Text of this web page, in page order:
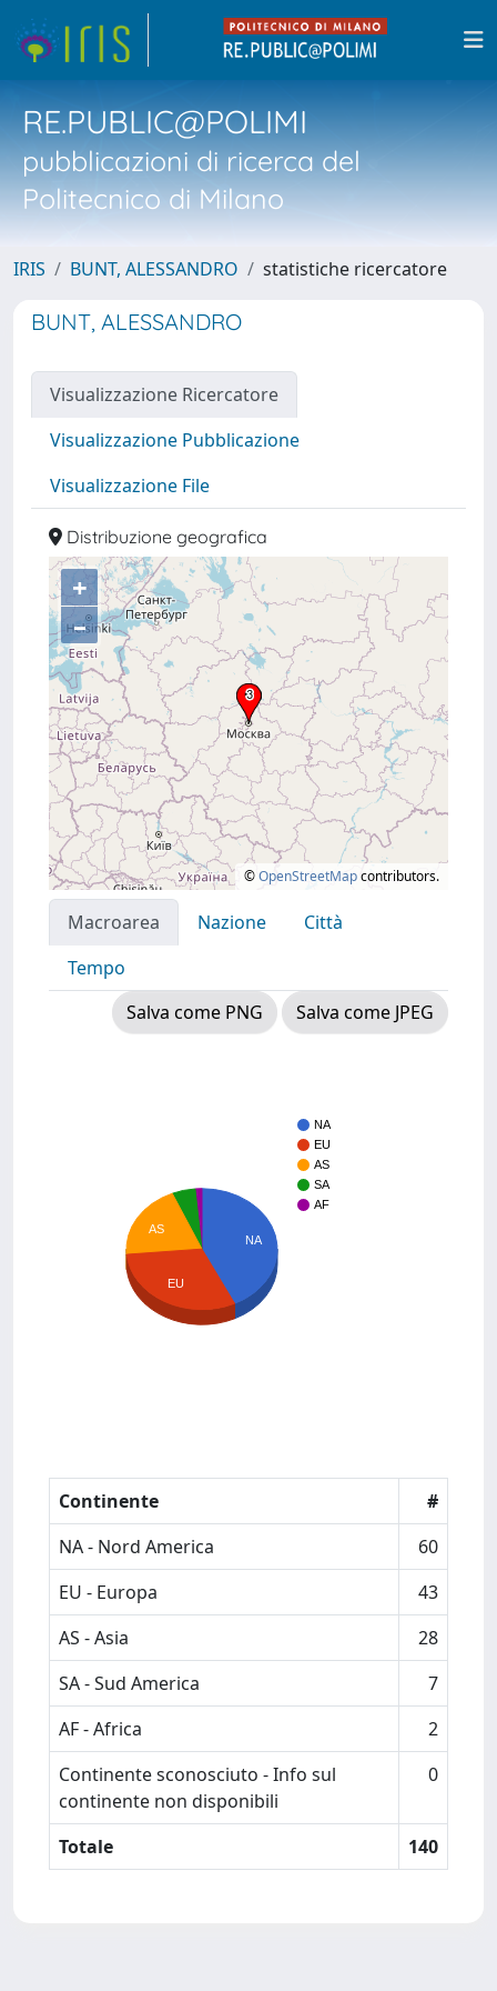
RE.PUBLIC@POLIMI
pubblicazioni di ricerca del
Politecnico di Milano
IRIS BUNT, ALESSANDRO statistiche ricercatore
BUNT, ALESSANDRO
Visualizzazione Ricercatore
Visualizzazione Pubblicazione
Visualizzazione File
Distribuzione geografica
+
–
©OpenStreetMapcontributors.
Macroarea Nazione
Città
Tempo
Salva come PNG
Salva come JPEG
NA
EU
AS
SA
AF
NA
AS
EU
Continente
#
NA - Nord America
60
EU - Europa
43
AS - Asia
28
SA - Sud America
7
AF - Africa
2
Continente sconosciuto - Info sul
continente non disponibili
0
Totale 140